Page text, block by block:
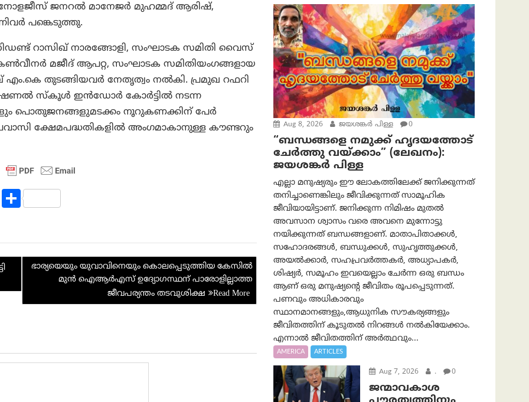
ജനറല്‍ മാനേജര്‍ മുഹമ്മദ് ആരിഷ്,
പങ്കെടുത്തു.
റാസിഖ് നാരങ്ങോളി, സംഘാടക സമിതി വൈസ്
മജീദ് ആപറ്റ, സംഘാടക സമിതിയംഗങ്ങളായ
തുടങ്ങിയവർ നേതൃത്വം നല്‍കി. പ്രമുഖ റഫറി
സ്‌കൂൾ ഇൻഡോർ കോർട്ടിൽ നടന്ന
പൊതുജനങ്ങളുമടക്കം നൂറുകണക്കിന് പേര്‍
ക്ഷേമപദ്ധതികളില്‍ അംഗമാകാനുള്ള കൗണ്ടറും
R S
eഭാര്യയെയും യുവാവിനെയും കൊലപ്പെടുത്തിയ കേസിൽ
മുൻ ഐആർഎസ് ഉദ്യോഗസ്ഥന് പാരോളില്ലാത്ത
ജീവപര്യന്തം തടവുശിക്ഷ
Aug 8, 2026 ജയശങ്കര്‍ പിള്ള 0
“ബന്ധങ്ങളെ നമുക്ക് ഹൃദയത്തോട്
ചേർത്തു വയ്ക്കാം” (ലേഖനം):
ജയശങ്കര്‍ പിള്ള
എല്ലാ മനുഷ്യരും ഈ ലോകത്തിലേക്ക് ജനിക്കുന്നത്
തനിച്ചാണെങ്കിലും ജീവിക്കുന്നത് സാമൂഹിക
ജീവിയായിട്ടാണ്. ജനിക്കുന്ന നിമിഷം മുതൽ
അവസാന ശ്വാസം വരെ അവനെ മുന്നോട്ടു
നയിക്കുന്നത് ബന്ധങ്ങളാണ്. മാതാപിതാക്കൾ,
സഹോദരങ്ങൾ, ബന്ധുക്കൾ, സുഹൃത്തുക്കൾ,
അയൽക്കാർ, സഹപ്രവർത്തകർ, അധ്യാപകർ,
ശിഷ്യർ, സമൂഹം ഇവയെല്ലാം ചേർന്ന ഒരു ബന്ധം
ആണ് ഒരു മനുഷ്യന്റെ ജീവിതം രൂപപ്പെടുന്നത്.
പണവും അധികാരവും
സ്ഥാനമാനങ്ങളും,ആധുനിക സൗകര്യങ്ങളും
ജീവിതത്തിന് കൂടുതൽ നിറങ്ങൾ നൽകിയേക്കാം.
എന്നാൽ ജീവിതത്തിന് അർത്ഥവും...
AMERICA ARTICLES
Aug 7, 2026 . 0
ജന്മാവകാശ